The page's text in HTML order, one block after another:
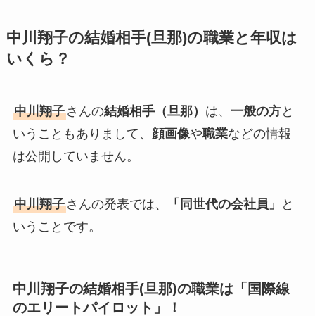
中川翔子の結婚相手(旦那)の職業と年収は
いくら？
中川翔子さんの結婚相手（旦那） は、 一般の方と
いうこともありまして、 顔画像や職業などの情報
は公開していません。
中川翔子さんの発表では、 「同世代の会社員」
と
いうことです。
中川翔子の結婚相手(旦那)の職業は「国際線
のエリートパイロット」！